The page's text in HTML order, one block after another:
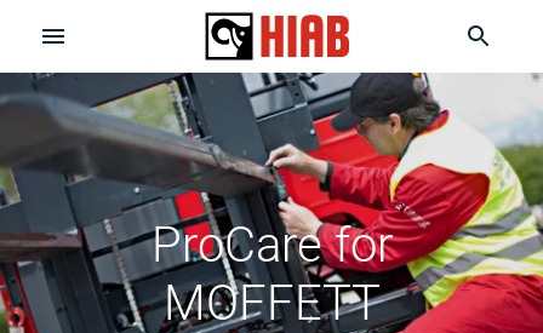
ProCare for
MOFFETT